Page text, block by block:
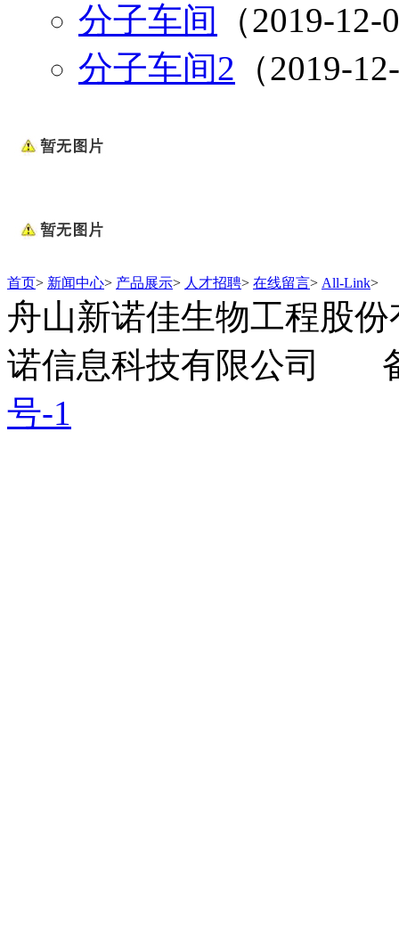
分子车间 （2019-
分子车间2 （2019-
首页> 新闻中心> 产品展示> 人才招聘> 在线留言> All-Link>
舟山新诺佳生物工程股
诺信息科技有限公司
备
号-1